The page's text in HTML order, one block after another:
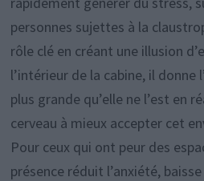
personnes sujettes à la
rôle clé en créant une illusion
l’intérieur de la cabine, il donne
plus grande qu’elle ne l’est en
cerveau à mieux accepter cet
Pour ceux qui ont peur des
présence réduit l’anxiété,